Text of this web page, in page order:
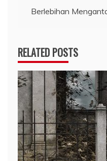
Berlebihan
RELATED POSTS